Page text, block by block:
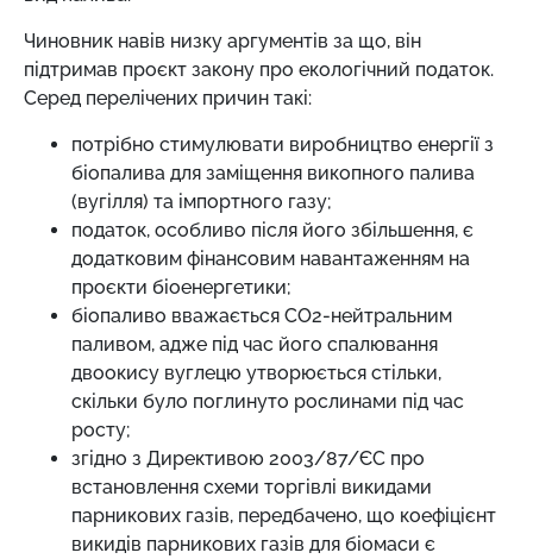
Чиновник навів низку аргументів за що, він
підтримав проєкт закону про екологічний податок.
Серед перелічених причин такі:
потрібно стимулювати виробництво енергії з
біопалива для заміщення викопного палива
(вугілля) та імпортного газу;
податок, особливо після його збільшення, є
додатковим фінансовим навантаженням на
проєкти біоенергетики;
біопаливо вважається СО2-нейтральним
паливом, адже під час його спалювання
двоокису вуглецю утворюється стільки,
скільки було поглинуто рослинами під час
росту;
згідно з Директивою 2003/87/ЄС про
встановлення схеми торгівлі викидами
парникових газів, передбачено, що коефіцієнт
викидів парникових газів для біомаси є